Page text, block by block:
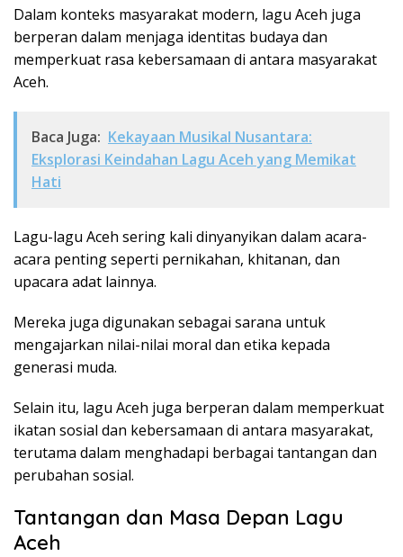
Dalam konteks masyarakat modern, lagu Aceh juga
berperan dalam menjaga identitas budaya dan
memperkuat rasa kebersamaan di antara masyarakat
Aceh.
Baca Juga: Kekayaan Musikal Nusantara:
Eksplorasi Keindahan Lagu Aceh yang Memikat
Hati
Lagu-lagu Aceh sering kali dinyanyikan dalam acara-
acara penting seperti pernikahan, khitanan, dan
upacara adat lainnya.
Mereka juga digunakan sebagai sarana untuk
mengajarkan nilai-nilai moral dan etika kepada
generasi muda.
Selain itu, lagu Aceh juga berperan dalam memperkuat
ikatan sosial dan kebersamaan di antara masyarakat,
terutama dalam menghadapi berbagai tantangan dan
perubahan sosial.
Tantangan dan Masa Depan Lagu
Aceh